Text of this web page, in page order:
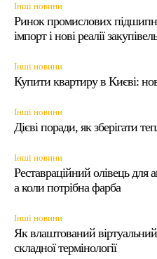
Інші новини
Ринок промислових
імпорт і нові реалії закупівель
Інші новини
Купити квартиру в Києві:
Інші новини
Дієві поради, як зберігати
Інші новини
Реставраційний олівець для
а коли потрібна фарба
Інші новини
Як влаштований
складної термінології